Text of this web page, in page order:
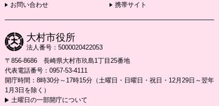
お問い合わせ
携帯サイト
大村市役所
法人番号：5000020422053
〒856-8686 長崎県大村市玖島1丁目25番地
代表電話番号：0957-53-4111
開庁時間：8時30分～17時15分（土曜日・日曜日・祝日・12月29日～翌年
1月3日を除く）
土曜日の一部開庁について